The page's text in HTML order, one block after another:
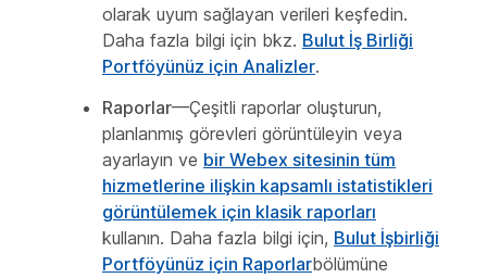
olarak uyum sağlayan verileri keşfedin.
Daha fazla bilgi için bkz. Bulut İş Birliği
Portföyünüz için Analizler.
Raporlar—Çeşitli raporlar oluşturun,
planlanmış görevleri görüntüleyin veya
ayarlayın ve bir Webex sitesinin tüm
hizmetlerine ilişkin kapsamlı istatistikleri
görüntülemek için klasik raporları
kullanın. Daha fazla bilgi için, Bulut İşbirliği
Portföyünüz için Raporlarbölümüne